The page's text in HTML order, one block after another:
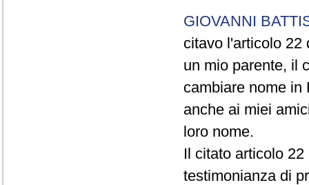
GIOVANNI
citavo l'articolo 22
un mio parente, il
cambiare nome in
anche ai miei
loro nome.
Il citato articolo
testimonianza di